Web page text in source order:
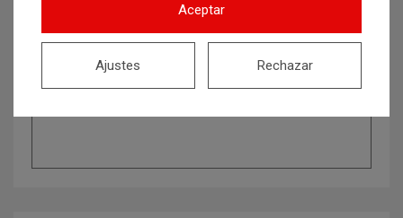
Aceptar
Rechazar
Ajustes